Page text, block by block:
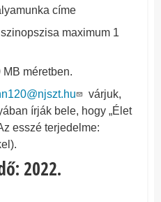
címe
maximum 1
méretben.
várjuk,
írják bele, hogy „Élet
esszé terjedelme:
2022.